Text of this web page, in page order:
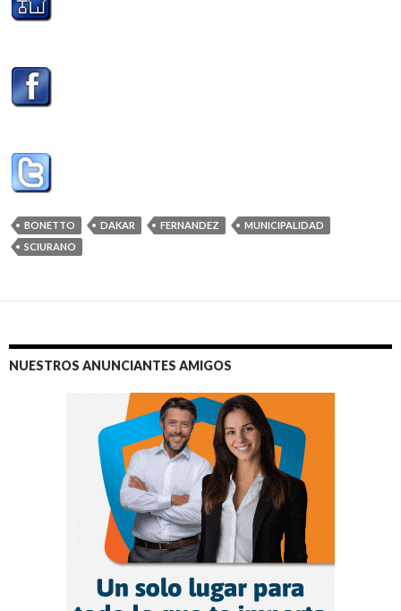
BONETTO DAKAR FERNANDEZ
MUNICIPALIDAD
SCIURANO
NUESTROS ANUNCIANTES AMIGOS